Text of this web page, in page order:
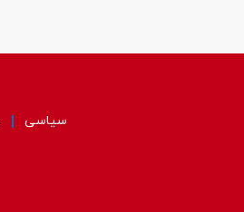
سیاسی